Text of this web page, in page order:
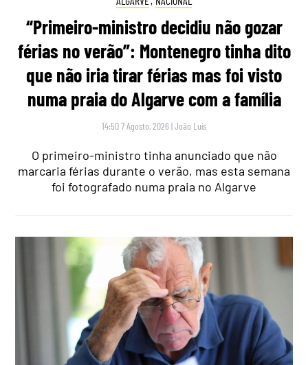
“Primeiro-ministro decidiu não gozar
férias no verão”: Montenegro tinha dito
que não iria tirar férias mas foi visto
numa praia do Algarve com a família
14:50 7 Agosto, 2026 |João Luís
O primeiro-ministro tinha anunciado que não
marcaria férias durante o verão, mas esta semana
foi fotografado numa praia no Algarve